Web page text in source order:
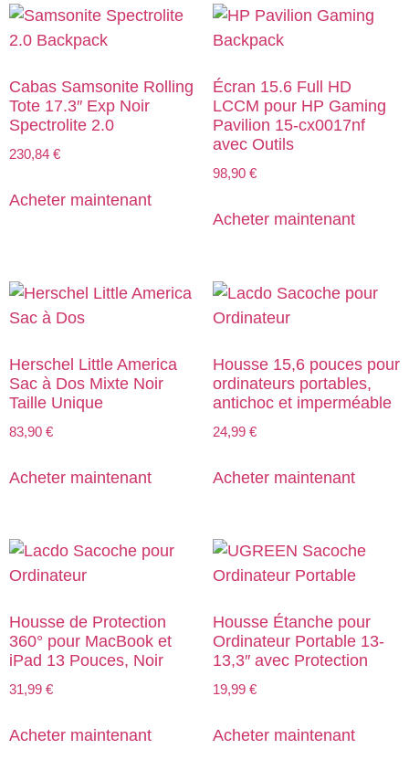
Cabas Samsonite Rolling
Tote 17.3″ Exp Noir
Spectrolite 2.0
230,84 €
Acheter maintenant
Écran 15.6 Full HD
LCCM pour HP Gaming
Pavilion 15-cx0017nf
avec Outils
98,90 €
Acheter maintenant
Herschel Little America
Sac à Dos Mixte Noir
Taille Unique
83,90 €
Acheter maintenant
Housse 15,6 pouces pour
ordinateurs portables,
antichoc et imperméable
24,99 €
Acheter maintenant
Housse de Protection
360° pour MacBook et
iPad 13 Pouces, Noir
31,99 €
Acheter maintenant
Housse Étanche pour
Ordinateur Portable 13-
13,3″ avec Protection
19,99 €
Acheter maintenant